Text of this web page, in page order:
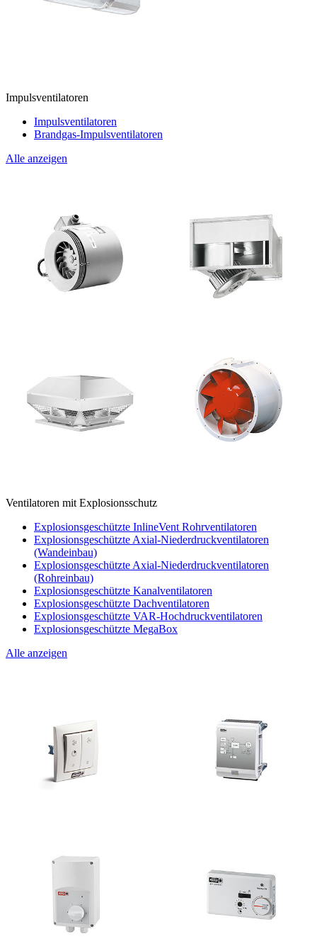
Impulsventilatoren
Impulsventilatoren
Brandgas-Impulsventilatoren
Alle anzeigen
Ventilatoren mit Explosionsschutz
Explosionsgeschützte InlineVent Rohrventilatoren
Explosionsgeschützte Axial-Niederdruckventilatoren
(Wandeinbau)
Explosionsgeschützte Axial-Niederdruckventilatoren
(Rohreinbau)
Explosionsgeschützte Kanalventilatoren
Explosionsgeschützte Dachventilatoren
Explosionsgeschützte VAR-Hochdruckventilatoren
Explosionsgeschützte MegaBox
Alle anzeigen